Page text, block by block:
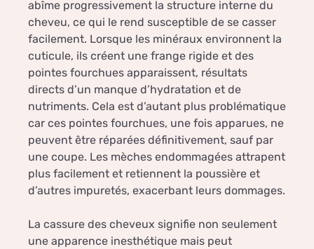
abîme progressivement la structure interne du
cheveu, ce qui le rend susceptible de se casser
facilement. Lorsque les minéraux environnent la
cuticule, ils créent une frange rigide et des
pointes fourchues apparaissent, résultats
directs d’un manque d’hydratation et de
nutriments. Cela est d’autant plus problématique
car ces pointes fourchues, une fois apparues, ne
peuvent être réparées définitivement, sauf par
une coupe. Les mèches endommagées attrapent
plus facilement et retiennent la poussière et
d’autres impuretés, exacerbant leurs dommages.
La cassure des cheveux signifie non seulement
une apparence inesthétique mais peut